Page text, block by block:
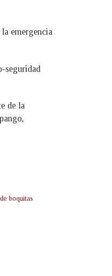
emergencia
seguridad
de la
boquitas